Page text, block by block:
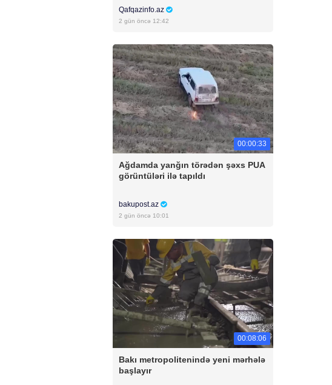
Qafqazinfo.az
2 gün öncə 12:42
00:00:33
Ağdamda yanğın törədən şəxs PUA
görüntüləri ilə tapıldı
bakupost.az
2 gün öncə 10:01
00:08:06
Bakı metropolitenində yeni mərhələ
başlayır